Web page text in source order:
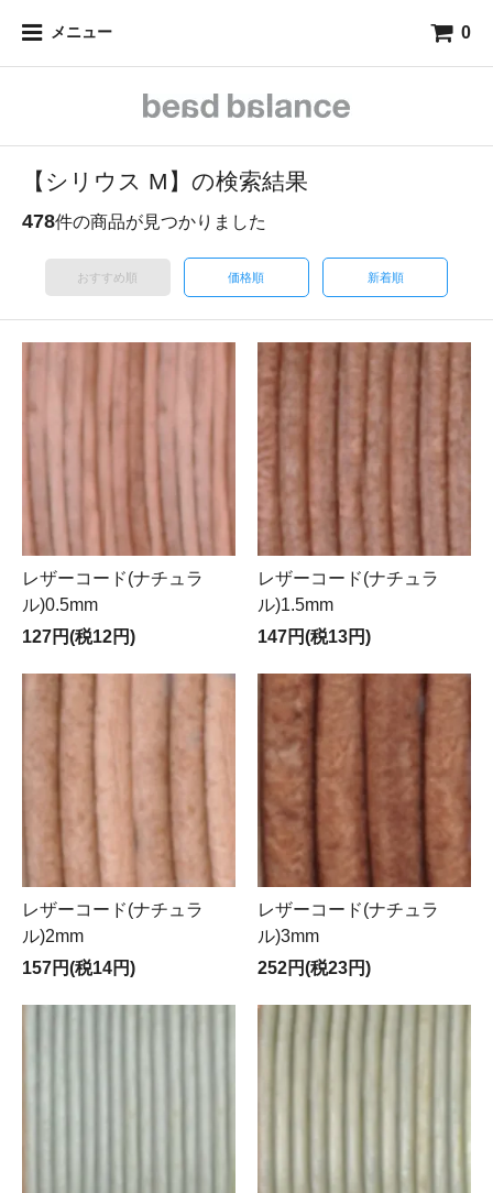
メニュー 0
【シリウス M】の検索結果
478件の商品が見つかりました
おすすめ順 価格順 新着順
レザーコード(ナチュラ
ル)0.5mm
127円(税12円)
レザーコード(ナチュラ
ル)1.5mm
147円(税13円)
レザーコード(ナチュラ
ル)2mm
157円(税14円)
レザーコード(ナチュラ
ル)3mm
252円(税23円)